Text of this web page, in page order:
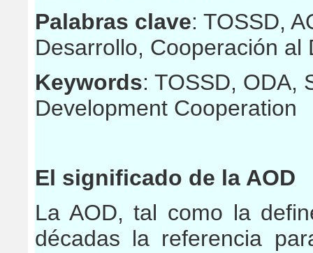
Palabras clave: TOSSD,
Desarrollo, Cooperación al
Keywords: TOSSD, ODA,
Development Cooperation
El significado de la AOD
La AOD, tal como la
décadas la referencia